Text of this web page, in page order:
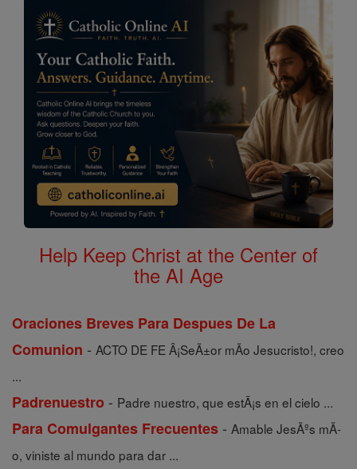
Help Keep Christ at the Center of
the AI Age
Oraciones Breves Para Despues De La
Comunion - ACTO DE FE Â¡SeÃ±or mÃ­o Jesucristo!, creo
...
Padrenuestro - Padre nuestro, que estÃ¡s en el cielo ...
Para Comulgantes Frecuentes - Amable JesÃºs mÃ­
o, viniste al mundo para dar ...